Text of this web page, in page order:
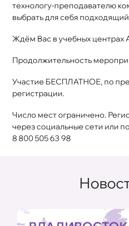
технологу-преподавателю
выбрать для себя
Ждём Вас в учебных центрах
Продолжительность
Участие БЕСПЛАТНОЕ, по
регистрации.
Число мест ограничено.
через социальные сети или
8 800 505 63 98